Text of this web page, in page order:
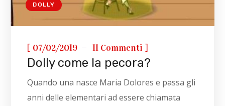
DOLLY
[ 07/02/2019 11 Commenti ]
Dolly come la pecora?
Quando una nasce Maria Dolores e passa gli
anni delle elementari ad essere chiamata